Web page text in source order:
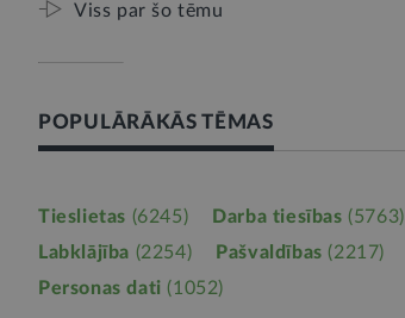
Viss par šo tēmu
POPULĀRĀKĀS TĒMAS
Tieslietas (6245) Darba tiesības (5763)
Labklājība (2254) Pašvaldības (2217)
Personas dati (1052)